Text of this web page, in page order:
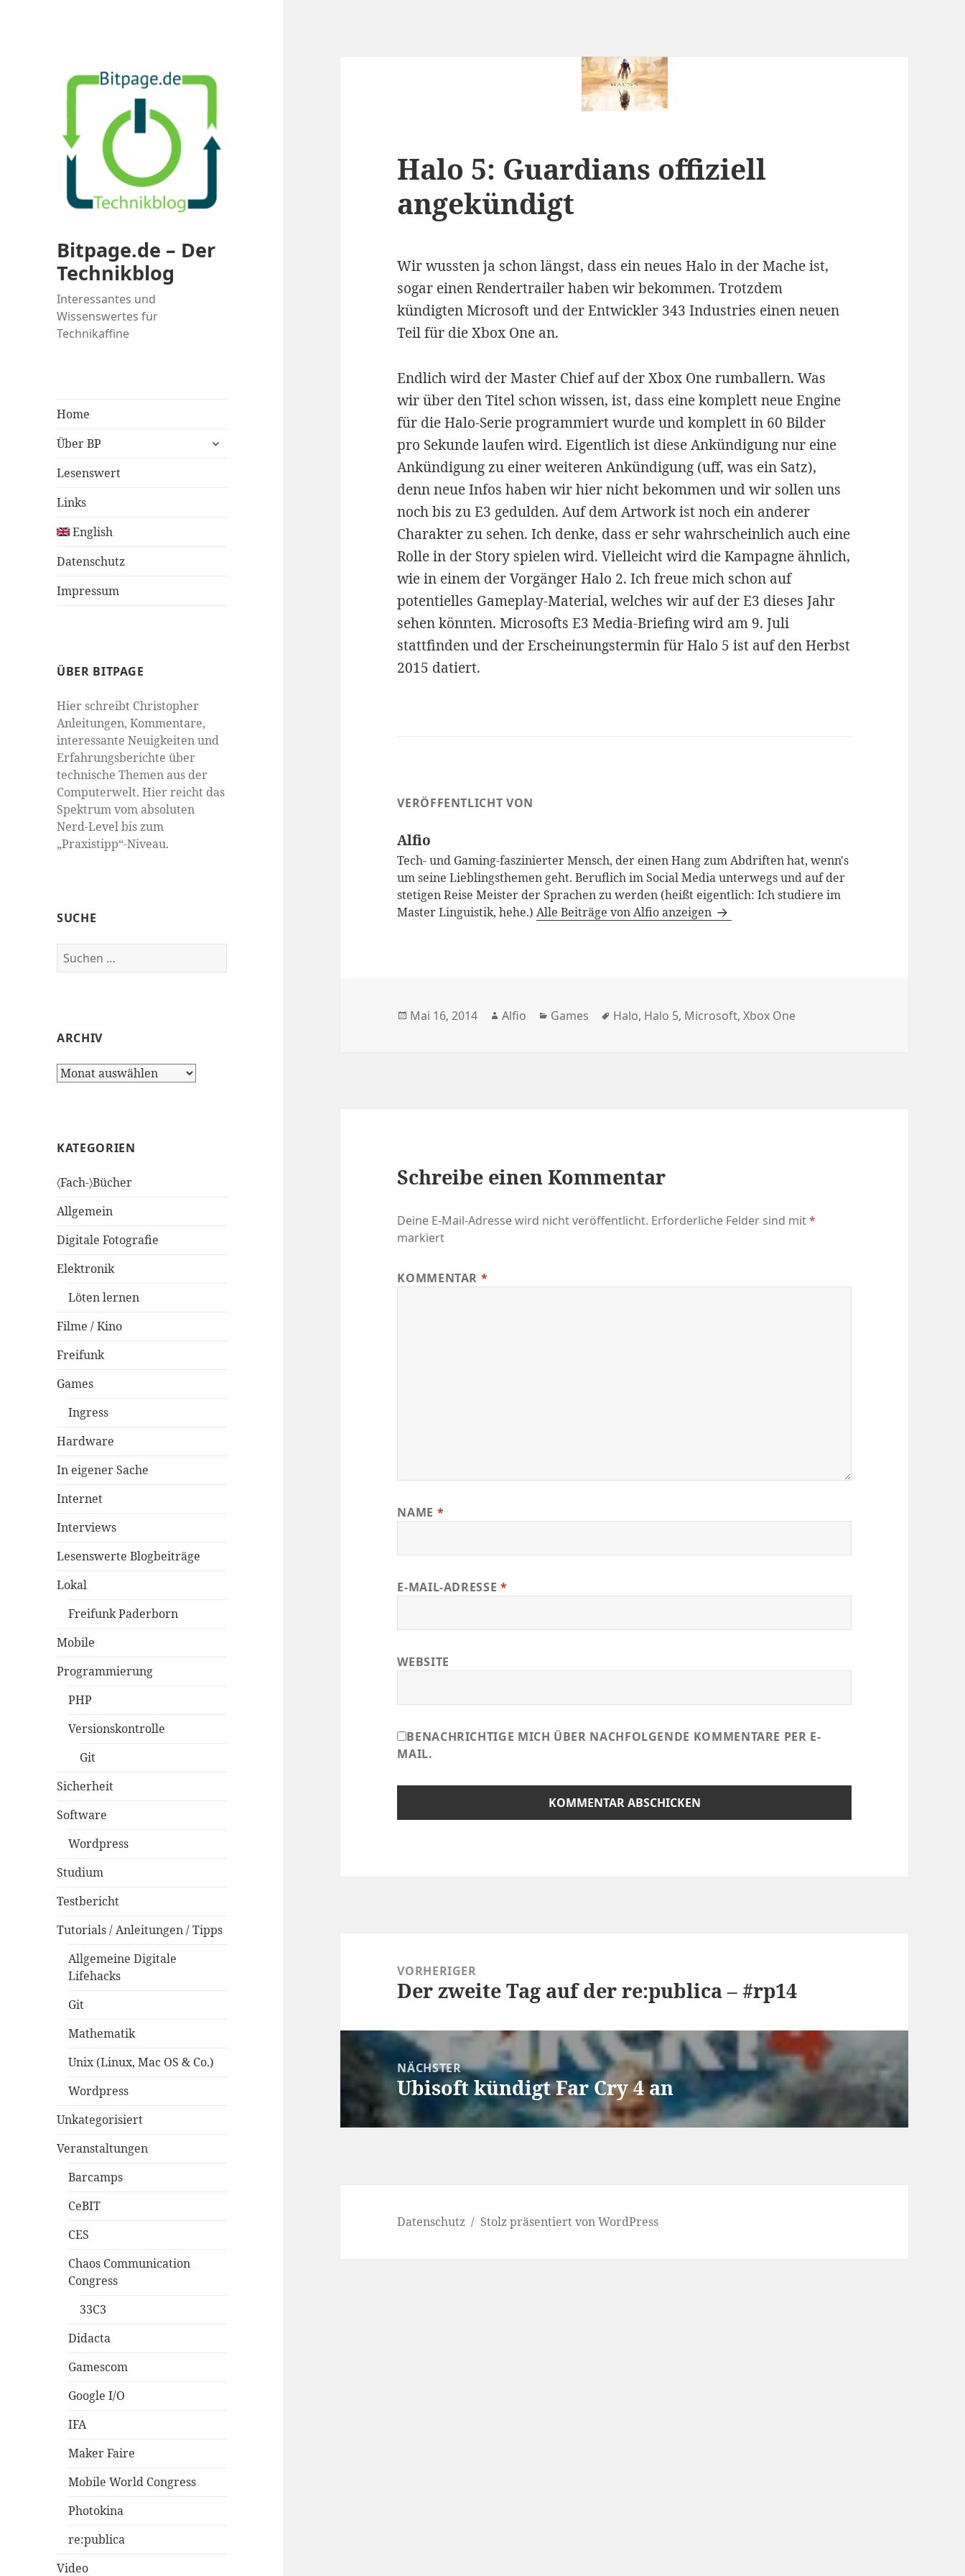
Bitpage.de – Der
Technikblog
Interessantes und
Wissenswertes für
Technikaffine
Home
Über BP
untermenü
Lesenswert
Links
English
Datenschutz
Impressum
ÜBER BITPAGE
Hier schreibt Christopher
Anleitungen, Kommentare,
interessante Neuigkeiten und
Erfahrungsberichte über
technische Themen aus der
Computerwelt. Hier reicht das
Spektrum vom absoluten
Nerd-Level bis zum
„Praxistipp“-Niveau.
SUCHE
Suchen
nach:
ARCHIV
Archiv
KATEGORIEN
〈Fach-〉Bücher
Allgemein
Digitale Fotografie
Elektronik
Löten lernen
Filme / Kino
Freifunk
Games
Ingress
Hardware
In eigener Sache
Internet
Interviews
Lesenswerte Blogbeiträge
Lokal
Freifunk Paderborn
Mobile
Programmierung
PHP
Versionskontrolle
Git
Sicherheit
Software
Wordpress
Studium
Testbericht
Tutorials / Anleitungen / Tipps
Allgemeine Digitale
Lifehacks
Git
Mathematik
Unix (Linux, Mac OS & Co.)
Wordpress
Unkategorisiert
Veranstaltungen
Barcamps
CeBIT
CES
Chaos Communication
Congress
33C3
Didacta
Gamescom
Google I/O
IFA
Maker Faire
Mobile World Congress
Photokina
re:publica
Video
Halo 5: Guardians offiziell
angekündigt
Wir wussten ja schon längst, dass ein neues Halo in der Mache ist,
sogar einen Rendertrailer haben wir bekommen. Trotzdem
kündigten Microsoft und der Entwickler 343 Industries einen neuen
Teil für die Xbox One an.
Endlich wird der Master Chief auf der Xbox One rumballern. Was
wir über den Titel schon wissen, ist, dass eine komplett neue Engine
für die Halo-Serie programmiert wurde und komplett in 60 Bilder
pro Sekunde laufen wird. Eigentlich ist diese Ankündigung nur eine
Ankündigung zu einer weiteren Ankündigung (uff, was ein Satz),
denn neue Infos haben wir hier nicht bekommen und wir sollen uns
noch bis zu E3 gedulden. Auf dem Artwork ist noch ein anderer
Charakter zu sehen. Ich denke, dass er sehr wahrscheinlich auch eine
Rolle in der Story spielen wird. Vielleicht wird die Kampagne ähnlich,
wie in einem der Vorgänger Halo 2. Ich freue mich schon auf
potentielles Gameplay-Material, welches wir auf der E3 dieses Jahr
sehen könnten. Microsofts E3 Media-Briefing wird am 9. Juli
stattfinden und der Erscheinungstermin für Halo 5 ist auf den Herbst
2015 datiert.
VERÖFFENTLICHT VON
Alfio
Tech- und Gaming-faszinierter Mensch, der einen Hang zum Abdriften hat, wenn's
um seine Lieblingsthemen geht. Beruflich im Social Media unterwegs und auf der
stetigen Reise Meister der Sprachen zu werden (heißt eigentlich: Ich studiere im
Master Linguistik, hehe.)Alle Beiträge von Alfio anzeigen
Veröffentlicht
Mai 16, 2014 Autor
Alfio Kategorien
Games Schlagwörter
Halo, Halo 5, Microsoft,Xbox One
Schreibe einen Kommentar
Deine E-Mail-Adresse wird nicht veröffentlicht. Erforderliche Felder sind mit*
markiert
KOMMENTAR *
NAME *
E-MAIL-ADRESSE *
WEBSITE
BENACHRICHTIGE MICH ÜBER NACHFOLGENDE KOMMENTARE PER E-
MAIL.
VORHERIGER
Vorheriger
Der zweite Tag auf der re:publica – #rp14
NÄCHSTER
Nächster
Beitrag:
Ubisoft kündigt Far Cry 4 an
Datenschutz Stolz präsentiert von WordPress